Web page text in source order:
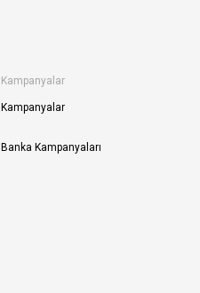
Kampanyalar
Kampanyalar
Banka Kampanyaları